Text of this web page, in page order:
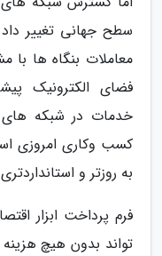
معاملات بنگاه ها با
فضای الکترونیک
خدمات در شبکه های
کسب وکاری امروزی
به روزتر و
فرم پرداخت ابزار
تواند بدون هیچ